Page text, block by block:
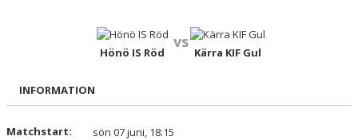
DOKUMENT
Hönö IS Röd
vs
Kärra KIF Gul
INFORMATION
Matchstart:
sön 07 juni, 18:15